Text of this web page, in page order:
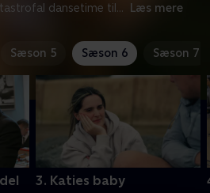
dansetime til ... Læs mere
Sæson 5 Sæson 6 Sæson 7
3. Katies baby